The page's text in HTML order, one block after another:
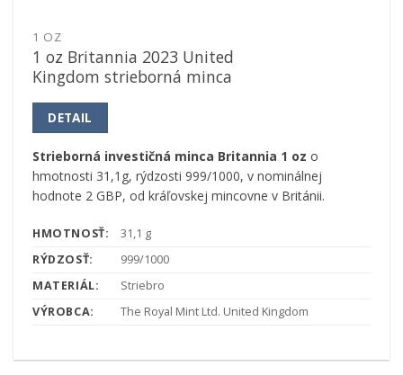
1 OZ
1 oz Britannia 2023 United
Kingdom strieborná minca
DETAIL
Strieborná investičná minca Britannia 1 oz o
hmotnosti 31,1g, rýdzosti 999/1000, v nominálnej
hodnote 2 GBP, od kráľovskej mincovne v Británii.
HMOTNOSŤ:
31,1 g
RÝDZOSŤ:
999/1000
MATERIÁL:
Striebro
VÝROBCA:
The Royal Mint Ltd. United Kingdom